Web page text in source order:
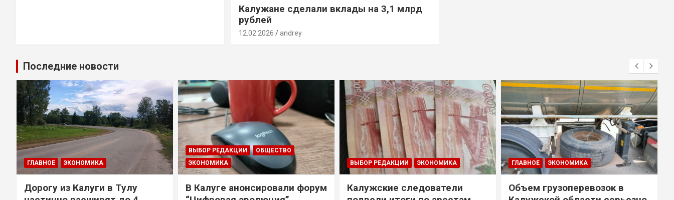
Калужане сделали вклады на 3,1 млрд
рублей
12.02.2026 andrey
Последние новости
ГЛАВНОЕ ЭКОНОМИКА
Дорогу из Калуги в Тулу
ВЫБОР РЕДАКЦИИ
ОБЩЕСТВО
ЭКОНОМИКА
В Калуге анонсировали форум
ВЫБОР РЕДАКЦИИ ЭКОНОМИКА
Калужские следователи
ГЛАВНОЕ ЭКОНОМИКА
Объем грузоперевозок в